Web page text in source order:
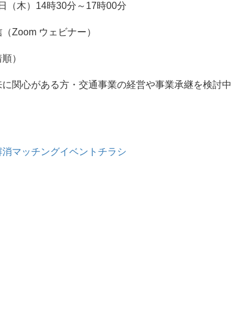
（木）14時30分～17時00分
Zoom ウェビナー）
）
に関心がある方・交通事業の経営や事業承継を検討中
消マッチングイベントチラシ